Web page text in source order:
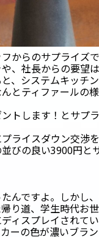
からのサプライズ
、社長からの要望
、システムキッチ
とティファールの
トします！とサプ
ライスダウン交渉
びの良い3900円
んですよ。しかし、
り道、学生時代お
ィスプレイされて
ーの色が濃いブラ